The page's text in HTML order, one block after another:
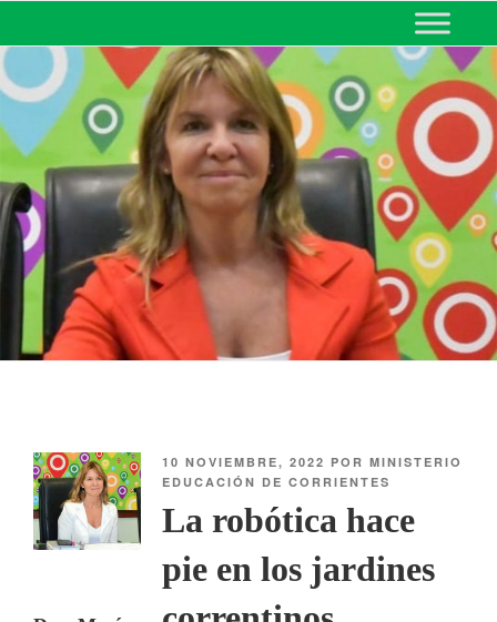
MINISTERIO DE EDUCACIÓN
DE CORRIENTES
10 NOVIEMBRE, 2022 PORMINISTERIO
EDUCACIÓN DE CORRIENTES
La robótica hace
pie en los jardines